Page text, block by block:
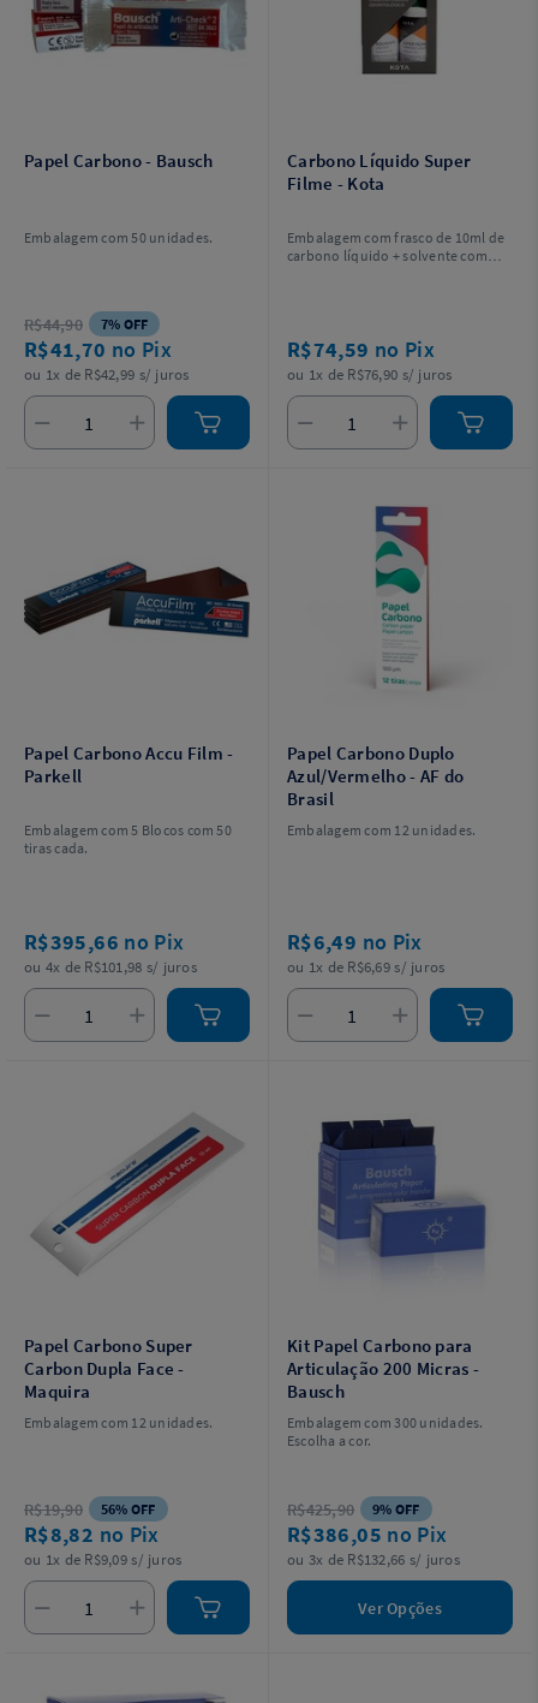
Papel Carbono - Bausch
Embalagem com 50 unidades.
R$44,90 7% OFF
R$41,70 no Pix
ou 1x de R$42,99 s/ juros
Carbono Líquido Super
Filme - Kota
Embalagem com frasco de 10ml de
carbono líquido + solvente com
R$74,59 no Pix
ou 1x de R$76,90 s/ juros
Papel Carbono Accu Film -
Parkell
Embalagem com 5 Blocos com 50
tiras cada.
R$395,66 no Pix
ou 4x de R$101,98 s/ juros
Papel Carbono Duplo
Azul/Vermelho - AF do
Brasil
Embalagem com 12 unidades.
R$6,49 no Pix
ou 1x de R$6,69 s/ juros
Papel Carbono Super
Carbon Dupla Face -
Maquira
Embalagem com 12 unidades.
R$19,90 56% OFF
R$8,82 no Pix
ou 1x de R$9,09 s/ juros
Kit Papel Carbono para
Articulação 200 Micras -
Bausch
Embalagem com 300 unidades.
Escolha a cor.
R$425,90 9% OFF
R$386,05 no Pix
ou 3x de R$132,66 s/ juros
Ver Opções